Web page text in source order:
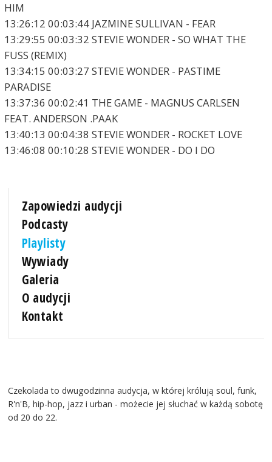
HIM
13:26:12 00:03:44 JAZMINE SULLIVAN - FEAR
13:29:55 00:03:32 STEVIE WONDER - SO WHAT THE
FUSS (REMIX)
13:34:15 00:03:27 STEVIE WONDER - PASTIME
PARADISE
13:37:36 00:02:41 THE GAME - MAGNUS CARLSEN
FEAT. ANDERSON .PAAK
13:40:13 00:04:38 STEVIE WONDER - ROCKET LOVE
13:46:08 00:10:28 STEVIE WONDER - DO I DO
Zapowiedzi audycji
Podcasty
Playlisty
Wywiady
Galeria
O audycji
Kontakt
Czekolada to dwugodzinna audycja, w której królują soul, funk,
R'n'B, hip-hop, jazz i urban - możecie jej słuchać w każdą sobotę
od 20 do 22.